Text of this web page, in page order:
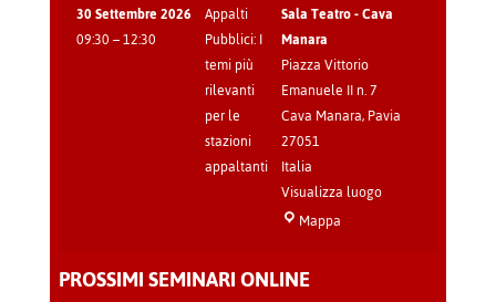
30 Settembre 2026
09:30–12:30
Appalti
Pubblici: I
temi più
rilevanti
per le
stazioni
appaltanti
Sala Teatro - Cava
Manara
Piazza Vittorio
Emanuele II n. 7
Cava Manara,Pavia
27051
Italia
Visualizza luogo
Mappa
PROSSIMI SEMINARI ONLINE